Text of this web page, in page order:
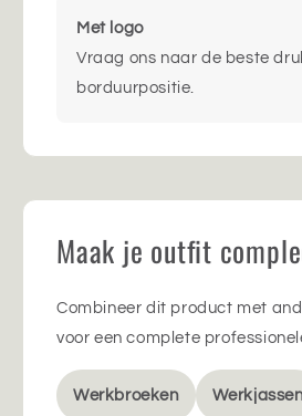
Met logo
Vraag ons naar de beste
borduurpositie.
Maak je outfit
Combineer dit product met
voor een complete
Werkbroeken